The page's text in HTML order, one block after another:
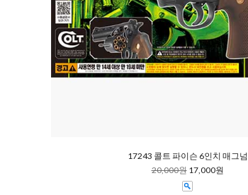
17243 콜트 파이슨 6인치 매그넘
20,000원 17,000원